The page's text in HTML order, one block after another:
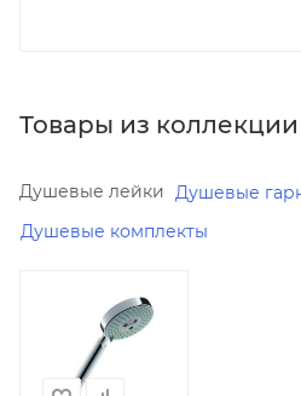
Товары из коллекции
Душевые лейки Душевые
Душевые комплекты
Минимальная
8851.28
Реквизиты